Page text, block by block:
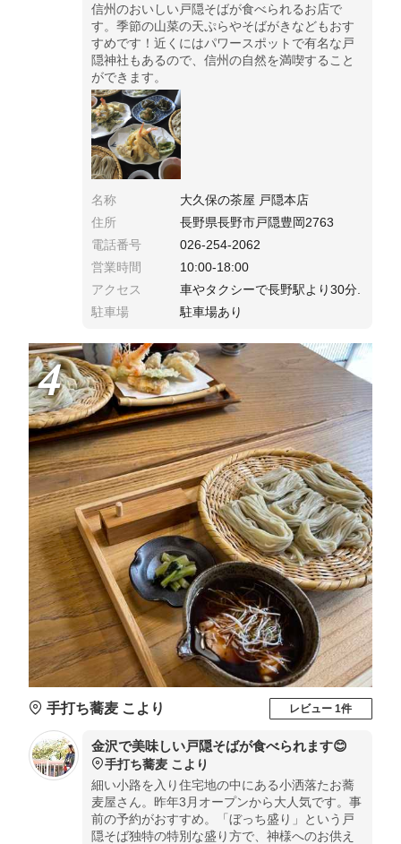
信州のおいしい戸隠そばが食べられるお店で
す。季節の山菜の天ぷらやそばがきなどもおす
すめです！近くにはパワースポットで有名な戸
隠神社もあるので、信州の自然を満喫すること
ができます。
名称
大久保の茶屋 戸隠本店
住所
長野県長野市戸隠豊岡2763
電話番号
026-254-2062
営業時間
10:00-18:00
アクセス
車やタクシーで長野駅より30分.
駐車場
駐車場あり
4
手打ち蕎麦 こより レビュー 1件
金沢で美味しい戸隠そばが食べられます😊
手打ち蕎麦 こより
細い小路を入り住宅地の中にある小洒落たお蕎
麦屋さん。昨年3月オープンから大人気です。事
前の予約がおすすめ。「ぼっち盛り」という戸
隠そば独特の特別な盛り方で、神様へのお供え